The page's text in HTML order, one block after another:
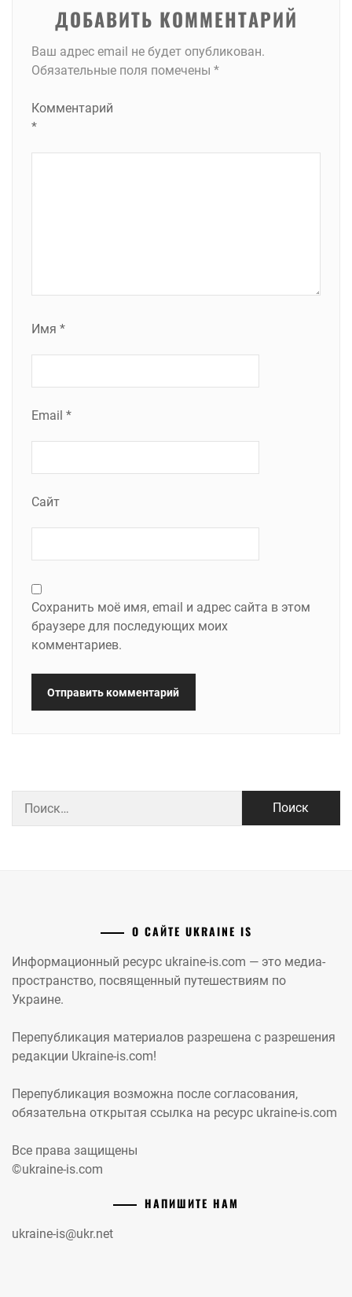
ДОБАВИТЬ КОММЕНТАРИЙ
Ваш адрес email не будет опубликован.
Обязательные поля помечены *
Комментарий
*
Имя *
Email *
Сайт
Сохранить моё имя, email и адрес сайта в этом
браузере для последующих моих
комментариев.
О САЙТЕ UKRAINE IS
Информационный ресурс ukraine-is.com — это медиа-
пространство, посвященный путешествиям по
Украине.
Перепубликация материалов разрешена с разрешения
редакции Ukraine-is.com!
Перепубликация возможна после согласования,
обязательна открытая ссылка на ресурс ukraine-is.com
Все права защищены
©ukraine-is.com
НАПИШИТЕ НАМ
ukraine-is@ukr.net